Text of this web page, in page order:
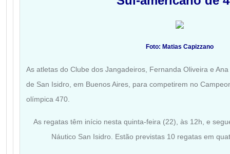
Foto: Matias Capizzano
As atletas do Clube dos Jangadeiros, Fernanda Oliveira e
de San Isidro, em Buenos Aires, para competirem no
olímpica 470.
As regatas têm início nesta quinta-feira (22), às 12h, e
Náutico San Isidro. Estão previstas 10 regatas em